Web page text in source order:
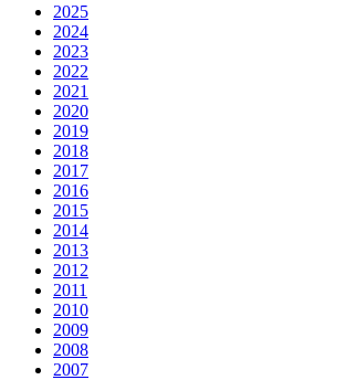
2025
2024
2023
2022
2021
2020
2019
2018
2017
2016
2015
2014
2013
2012
2011
2010
2009
2008
2007